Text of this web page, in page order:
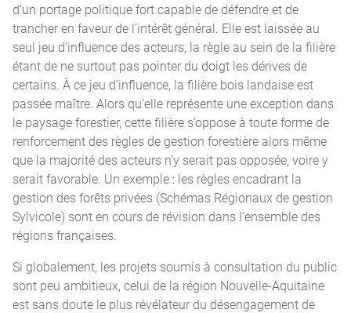
d’un portage politique fort capable de défendre et de
trancher en faveur de l’intérêt général. Elle est laissée au
seul jeu d’influence des acteurs, la règle au sein de la filière
étant de ne surtout pas pointer du doigt les dérives de
certains. À ce jeu d’influence, la filière bois landaise est
passée maître. Alors qu’elle représente une exception dans
le paysage forestier, cette filière s’oppose à toute forme de
renforcement des règles de gestion forestière alors même
que la majorité des acteurs n’y serait pas opposée, voire y
serait favorable. Un exemple : les règles encadrant la
gestion des forêts privées (Schémas Régionaux de gestion
Sylvicole) sont en cours de révision dans l’ensemble des
régions françaises.
Si globalement, les projets soumis à consultation du public
sont peu ambitieux, celui de la région Nouvelle-Aquitaine
est sans doute le plus révélateur du désengagement de